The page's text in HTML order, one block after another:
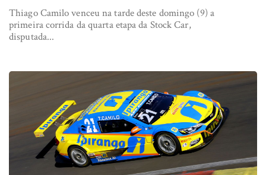
Thiago Camilo venceu na tarde deste domingo (9) a
primeira corrida da quarta etapa da Stock Car,
disputada...